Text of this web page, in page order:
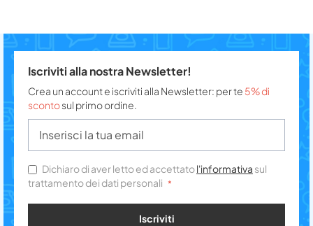
Iscriviti alla nostra Newsletter!
Crea un account e iscriviti alla Newsletter: per te 5% di
scontosul primo ordine.
Dichiaro di aver letto ed accettatol'informativa sul
trattamento dei dati personali
Iscriviti